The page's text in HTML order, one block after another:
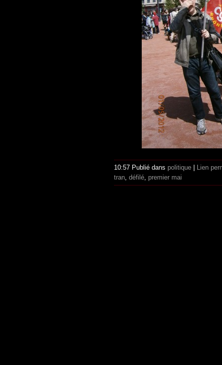
10:57 Publié dans politique
Lien
tran défilé premier mai